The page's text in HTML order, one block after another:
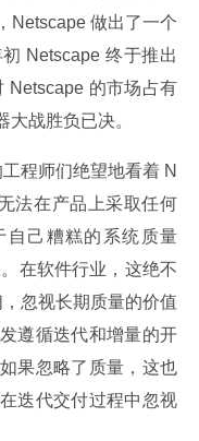
Netscape 做出了一个
Netscape 终于推出
Netscape 的市场占有
战胜负已决。
程师们绝望地看着 N
法在产品上采取任何
自己糟糕的系统质量
在软件行业，这绝不
忽视长期质量的价值
遵循迭代和增量的开
果忽略了质量，这也
迭代交付过程中忽视